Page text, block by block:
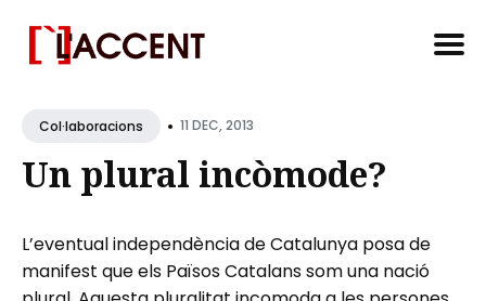
forCol·laboracions • 11 DEC, 2013
Un plural incòmode?
L’eventual independència de Catalunya posa de
manifest que els Països Catalans som una nació